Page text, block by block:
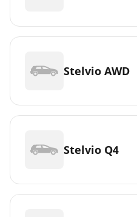
Stelvio AWD
Stelvio Q4